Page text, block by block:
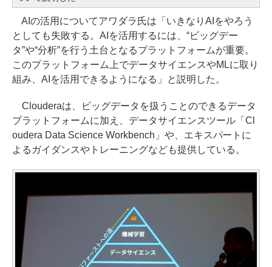
AIの活用についてアワダラ氏は「いきなりAIをやろう
としても失敗する。AIを活用するには、“ビッグデー
タ”や“分析”を行う土台となるプラットフォームが重要。
このプラットフォーム上でデータサイエンスやMLに取り
組み、AIを活用できるようになる」と説明した。
Clouderaは、ビッグデータを扱うことのできるデータ
プラットフォームに加え、データサイエンスツール「Cl
oudera Data Science Workbench」や、エキスパートに
よるガイダンスやトレーニングなども提供している。